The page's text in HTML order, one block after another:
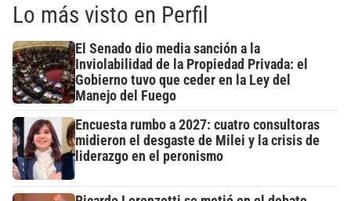
Lo más visto en Perfil
El Senado dio media sanción a la
Inviolabilidad de la Propiedad Privada: el
Gobierno tuvo que ceder en la Ley del
Manejo del Fuego
Encuesta rumbo a 2027: cuatro consultoras
midieron el desgaste de Milei y la crisis de
liderazgo en el peronismo